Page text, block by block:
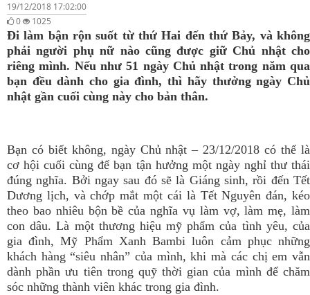
19/12/2018 17:02:00
0
1025
Đi làm bận rộn suốt từ thứ Hai đến thứ Bảy, và không
phải người phụ nữ nào cũng được giữ Chủ nhật cho
riêng mình. Nếu như 51 ngày Chủ nhật trong năm qua
bạn đều dành cho gia đình, thì hãy thưởng ngày Chủ
nhật gần cuối cùng này cho bản thân.
Bạn có biết không, ngày Chủ nhật – 23/12/2018 có thể là
cơ hội cuối cùng để bạn tận hưởng một ngày nghỉ thư thái
đúng nghĩa. Bởi ngay sau đó sẽ là Giáng sinh, rồi đến Tết
Dương lịch, và chớp mắt một cái là Tết Nguyên đán, kéo
theo bao nhiêu bộn bề của nghĩa vụ làm vợ, làm mẹ, làm
con dâu. Là một thương hiệu mỹ phẩm của tình yêu, của
gia đình, Mỹ Phẩm Xanh Bambi luôn cảm phục những
khách hàng “siêu nhân” của mình, khi mà các chị em vẫn
dành phần ưu tiên trong quỹ thời gian của mình để chăm
sóc những thành viên khác trong gia đình.